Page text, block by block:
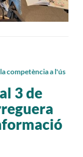
3 de
competència a l'ús